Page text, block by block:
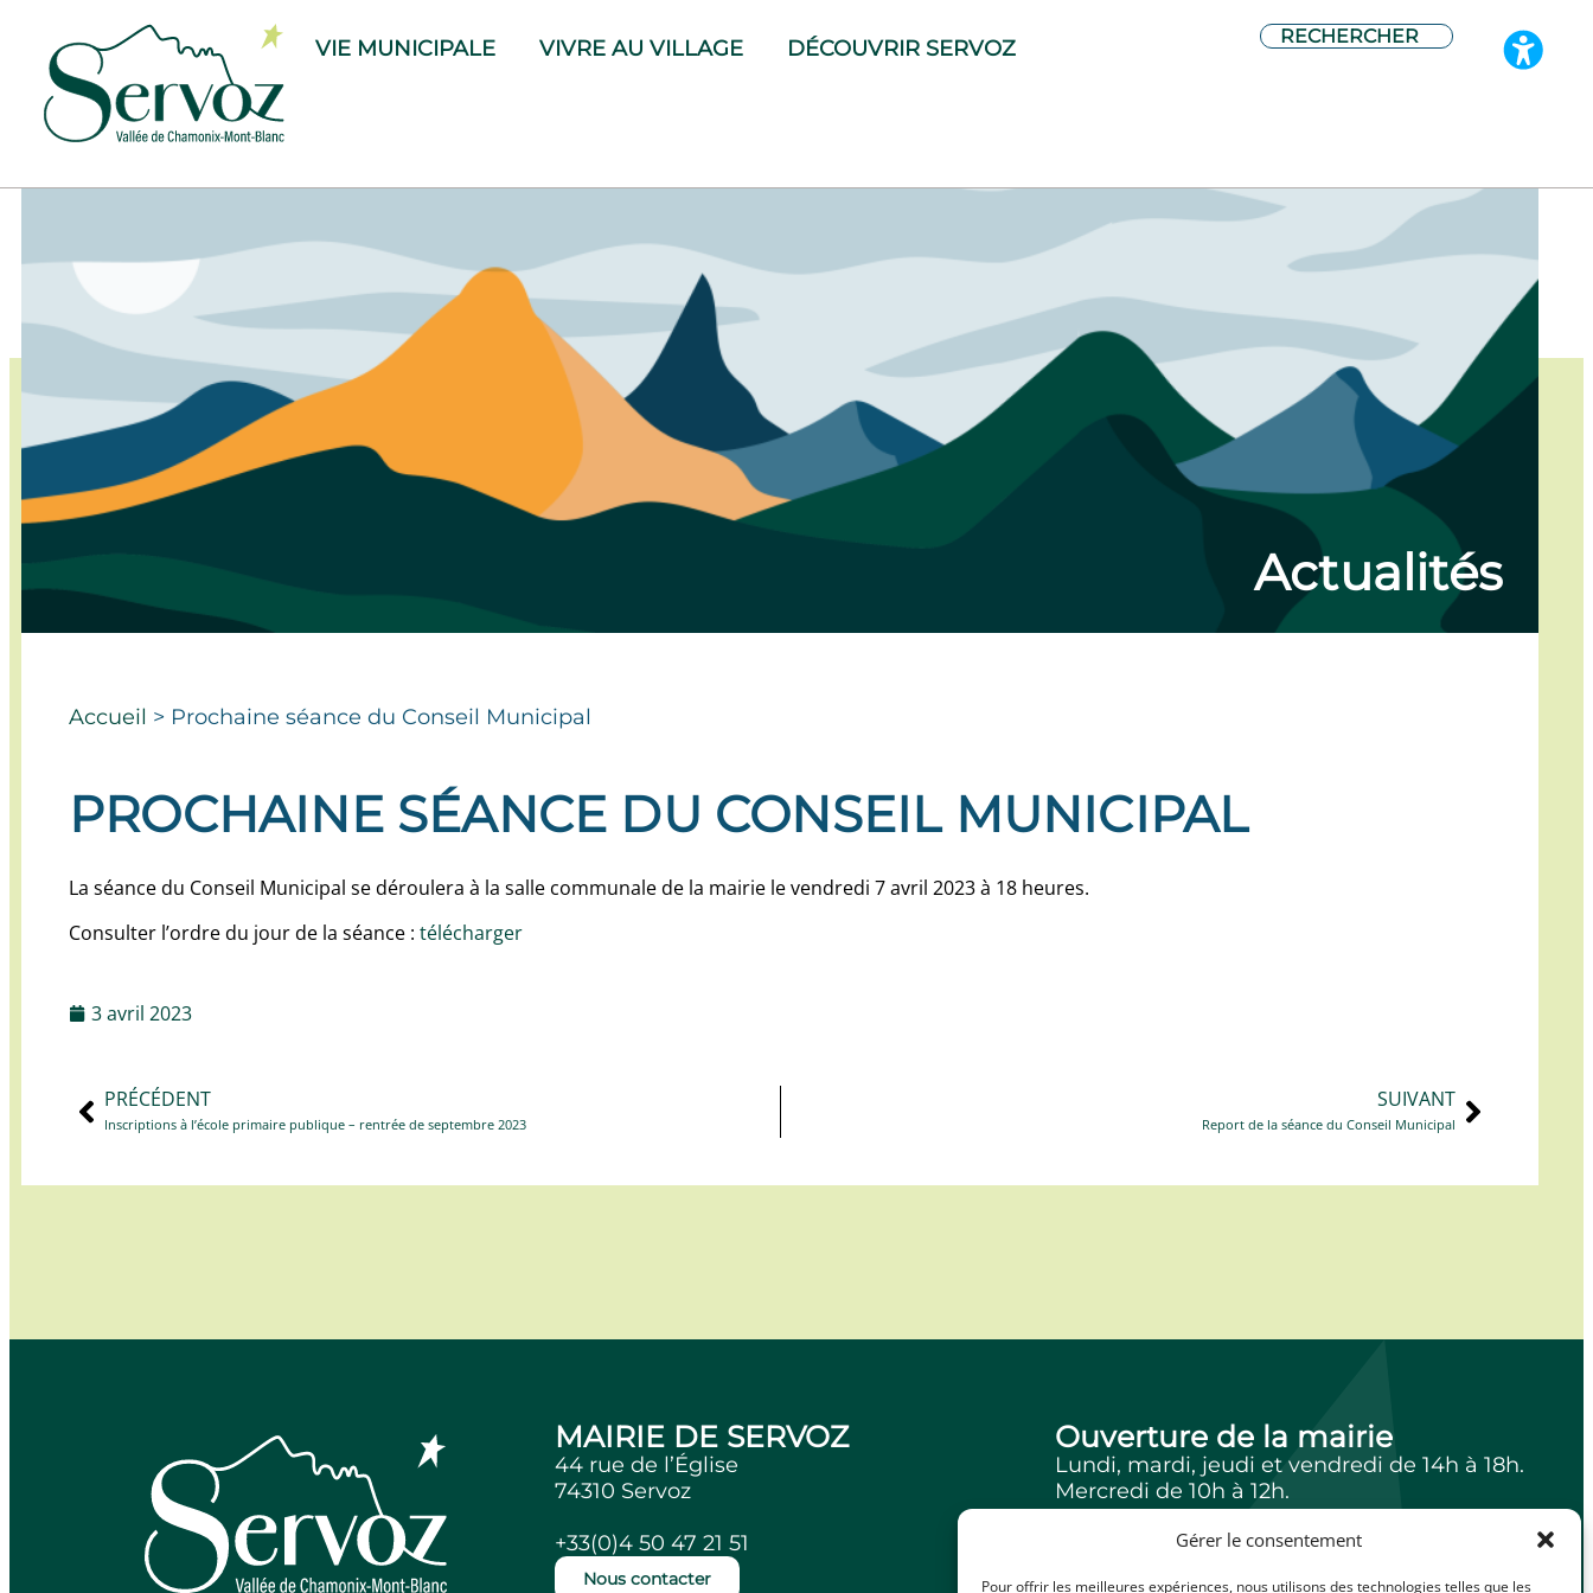
Gérer le consentement
Pour offrir les meilleures expériences, nous utilisons des technologies telles que les
VIE MUNICIPALE VIVRE AU VILLAGE DÉCOUVRIR SERVOZ
Actualités
Accueil > Prochaine séance du Conseil Municipal
PROCHAINE SÉANCE DU CONSEIL MUNICIPAL
La séance du Conseil Municipal se déroulera à la salle communale de la mairie le vendredi 7 avril 2023 à 18 heures.
Consulter l’ordre du jour de la séance : télécharger
3 avril 2023
PRÉCÉDENT
Inscriptions à l’école primaire publique – rentrée de septembre 2023
SUIVANT
Report de la séance du Conseil Municipal
MAIRIE DE SERVOZ
44 rue de l’Église
74310 Servoz
+33(0)4 50 47 21 51
Nous contacter
Ouverture de la mairie
Lundi, mardi, jeudi et vendredi de 14h à 18h.
Mercredi de 10h à 12h.